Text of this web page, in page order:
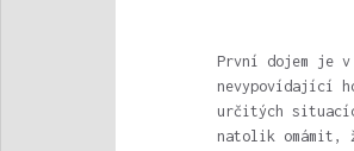
První dojem je
nevypovídající
určitých
natolik omámit,